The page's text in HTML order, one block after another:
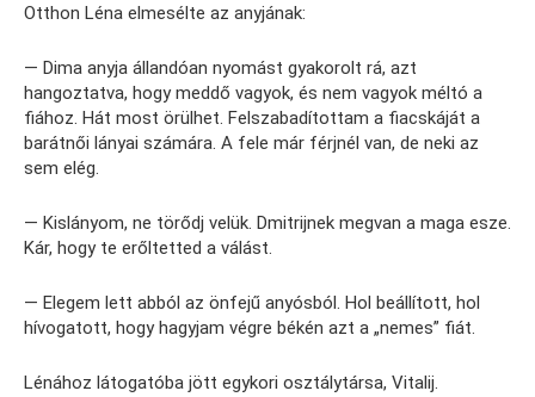
Otthon Léna elmesélte az anyjának:
— Dima anyja állandóan nyomást gyakorolt rá, azt
hangoztatva, hogy meddő vagyok, és nem vagyok méltó a
fiához. Hát most örülhet. Felszabadítottam a fiacskáját a
barátnői lányai számára. A fele már férjnél van, de neki az
sem elég.
— Kislányom, ne törődj velük. Dmitrijnek megvan a maga esze.
Kár, hogy te erőltetted a válást.
— Elegem lett abból az önfejű anyósból. Hol beállított, hol
hívogatott, hogy hagyjam végre békén azt a „nemes” fiát.
Lénához látogatóba jött egykori osztálytársa, Vitalij.